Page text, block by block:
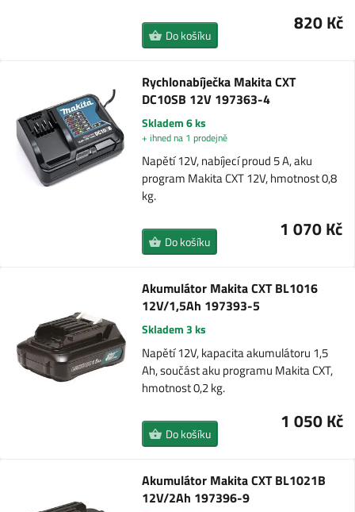
820 Kč
Do košíku
Rychlonabíječka Makita CXT
DC10SB 12V 197363-4
Skladem 6 ks
+ ihned na 1 prodejně
Napětí 12V, nabíjecí proud 5 A, aku
program Makita CXT 12V, hmotnost 0,8
kg.
1 070 Kč
Do košíku
Akumulátor Makita CXT BL1016
12V/1,5Ah 197393-5
Skladem 3 ks
Napětí 12V, kapacita akumulátoru 1,5
Ah, součást aku programu Makita CXT,
hmotnost 0,2 kg.
1 050 Kč
Do košíku
Akumulátor Makita CXT BL1021B
12V/2Ah 197396-9